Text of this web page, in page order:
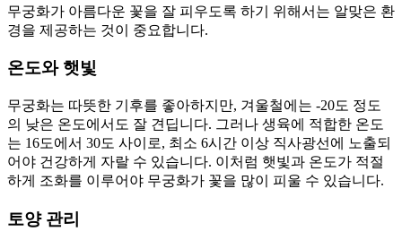
무궁화가 아름다운 꽃을 잘 피우도록 하기 위해서는 알맞은 환
경을 제공하는 것이 중요합니다.
온도와 햇빛
무궁화는 따뜻한 기후를 좋아하지만, 겨울철에는 -20도 정도
의 낮은 온도에서도 잘 견딥니다. 그러나 생육에 적합한 온도
는 16도에서 30도 사이로, 최소 6시간 이상 직사광선에 노출되
어야 건강하게 자랄 수 있습니다. 이처럼 햇빛과 온도가 적절
하게 조화를 이루어야 무궁화가 꽃을 많이 피울 수 있습니다.
토양 관리